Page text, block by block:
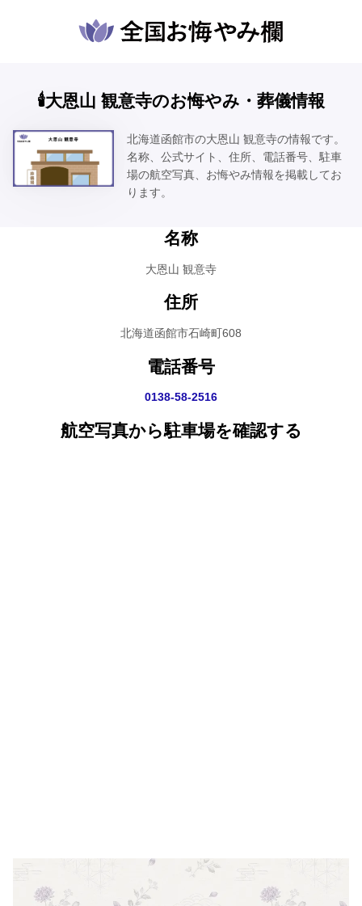
🕯️大恩山 観意寺のお悔やみ・葬儀情報
北海道函館市の大恩山 観意寺の情報です。
名称、公式サイト、住所、電話番号、駐車
場の航空写真、お悔やみ情報を掲載してお
ります。
名称
大恩山 観意寺
住所
北海道函館市石崎町608
電話番号
0138-58-2516
航空写真から駐車場を確認する